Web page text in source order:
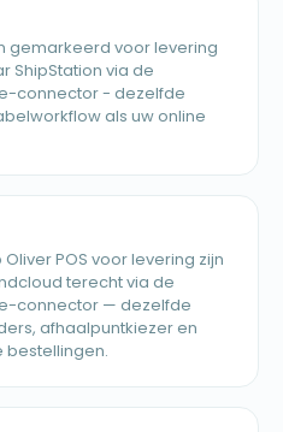
gemarkeerd voor levering
ShipStation via de
connector - dezelfde
als uw online
POS voor levering zijn
terecht via de
connector — dezelfde
afhaalpuntkiezer en
bestellingen.